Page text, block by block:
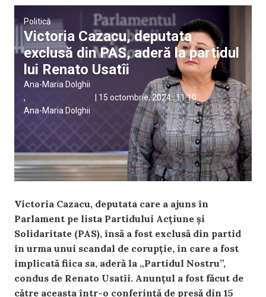
Politică
Victoria Cazacu, deputata
exclusă din PAS, aderă la partidul
lui Renato Usatîi
Ana-Maria Dolghii
,
Ana-Maria Dolghii
15 octombrie, 2024 11:10
Victoria Cazacu, deputata care a ajuns în
Parlament pe lista Partidului Acțiune și
Solidaritate (PAS), însă a fost exclusă din partid
în urma unui scandal de corupție, în care a fost
implicată fiica sa, aderă la „Partidul Nostru”,
condus de Renato Usatîi. Anunțul a fost făcut de
către aceasta într-o conferință de presă din 15